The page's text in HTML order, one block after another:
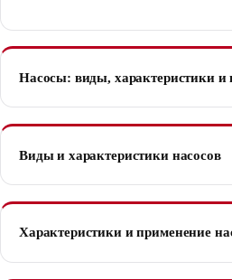
Насосы: виды, характеристики и
Виды и характеристики насосов
Характеристики и применение